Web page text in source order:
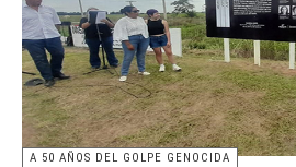
A 50 AÑOS DEL GOLPE GENOCIDA